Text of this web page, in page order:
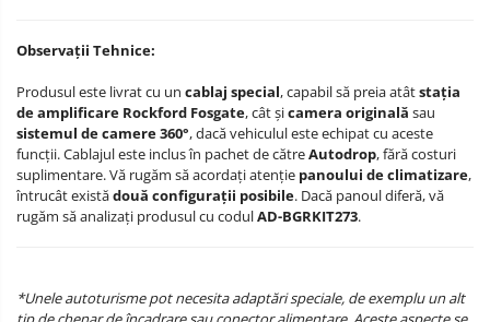
Observații Tehnice:
Produsul este livrat cu un cablaj special, capabil să preia atâtstația
de amplificare Rockford Fosgate, cât șicamera originală sau
sistemul de camere 360°, dacă vehiculul este echipat cu aceste
funcții. Cablajul este inclus în pachet de cătreAutodrop, fără costuri
suplimentare. Vă rugăm să acordați atenție panoului de climatizare,
întrucât existădouă configurații posibile. Dacă panoul diferă, vă
rugăm să analizați produsul cu codulAD-BGRKIT273.
*Unele autoturisme pot necesita adaptări speciale, de exemplu un alt